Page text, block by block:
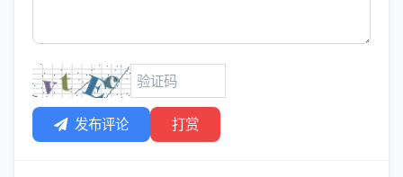
发布评论 打赏